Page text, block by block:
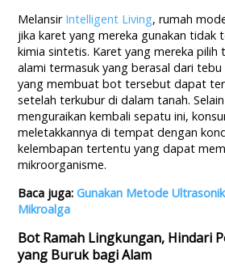
Melansir Intelligent Living, rumah
jika karet yang mereka gunakan tidak
kimia sintetis. Karet yang mereka pilih
alami termasuk yang berasal dari tebu
yang membuat bot tersebut dapat
setelah terkubur di dalam tanah.
menguraikan kembali sepatu ini,
meletakkannya di tempat dengan
kelembapan tertentu yang dapat
mikroorganisme.
Baca juga:Gunakan Metode
Mikroalga
Bot Ramah Lingkungan, Hindari
yang Buruk bagi Alam